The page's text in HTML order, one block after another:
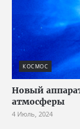
КОСМОС
Новый
атмосферы
4 Июль, 2024